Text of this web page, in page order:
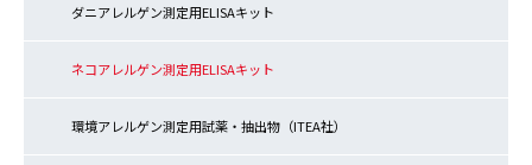
ダニアレルゲン測定用ELISAキット
ネコアレルゲン測定用ELISAキット
環境アレルゲン測定用試薬・抽出物（ITEA社）